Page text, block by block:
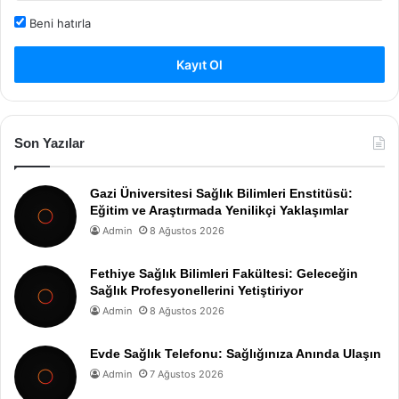
Beni hatırla
Kayıt Ol
Son Yazılar
Gazi Üniversitesi Sağlık Bilimleri Enstitüsü:
Eğitim ve Araştırmada Yenilikçi Yaklaşımlar
Admin 8 Ağustos 2026
Fethiye Sağlık Bilimleri Fakültesi: Geleceğin
Sağlık Profesyonellerini Yetiştiriyor
Admin 8 Ağustos 2026
Evde Sağlık Telefonu: Sağlığınıza Anında Ulaşın
Admin 7 Ağustos 2026